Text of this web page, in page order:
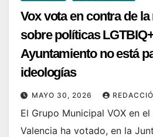
Vox vota en contra de
sobre políticas
Ayuntamiento no está
ideologías
MAYO 30, 2026
El Grupo Municipal VOX en
Valencia ha votado, en la